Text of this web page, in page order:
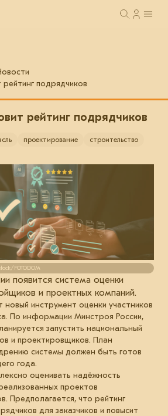
подрядчиков
рейтинг подрядчиков
проектирование строительство
FOTODOM
появится система оценки
и проектных компаний.
инструмент оценки участников
По информации Минстроя России,
запустить национальный
и проектировщиков. План
системы должен быть готов
года.
оценивать надёжность
проектов
Предполагается, что рейтинг
для заказчиков и повысит